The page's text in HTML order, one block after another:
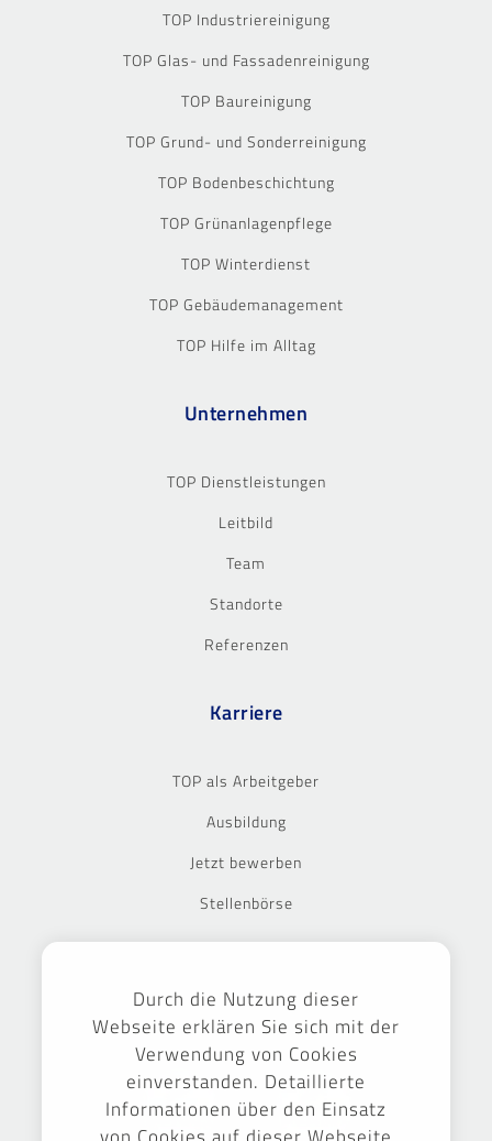
TOP Industriereinigung
TOP Glas- und Fassadenreinigung
TOP Baureinigung
TOP Grund- und Sonderreinigung
TOP Bodenbeschichtung
TOP Grünanlagenpflege
TOP Winterdienst
TOP Gebäudemanagement
TOP Hilfe im Alltag
Unternehmen
TOP Dienstleistungen
Leitbild
Team
Standorte
Referenzen
Karriere
TOP als Arbeitgeber
Ausbildung
Jetzt bewerben
Stellenbörse
Durch die Nutzung dieser
Webseite erklären Sie sich mit der
Verwendung von Cookies
einverstanden. Detaillierte
Informationen über den Einsatz